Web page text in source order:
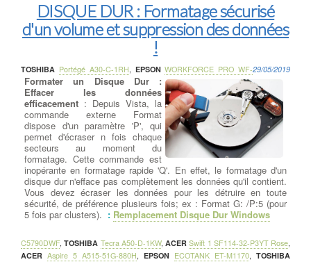
DISQUE DUR : Formatage sécurisé
d'un volume et suppression des données
!
29/05/2019
Formater un Disque Dur :
Effacer les données
efficacement : Depuis Vista, la
commande externe Format
dispose d'un paramètre 'P', qui
permet d'écraser n fois chaque
secteurs au moment du
formatage. Cette commande est
inopérante en formatage rapide 'Q'. En effet, le formatage d'un
disque dur n'efface pas complètement les données qu'il contient.
Vous devez écraser les données pour les détruire en toute
sécurité, de préférence plusieurs fois; ex : Format G: /P:5 (pour
5 fois par clusters). : Remplacement Disque Dur Windows
TOSHIBA Portégé A30-C-1RH, EPSON WORKFORCE PRO WF-
C5790DWF,TOSHIBA Tecra A50-D-1KW, ACER Swift 1 SF114-32-P3YT Rose,
ACER Aspire 5 A515-51G-880H, EPSON ECOTANK ET-M1170, TOSHIBA